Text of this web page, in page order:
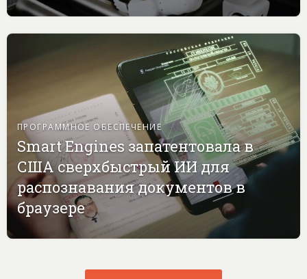
ПРОГРАММНОЕ ОБЕСПЕЧЕНИЕ
Smart Engines запатентовала в
США сверхбыстрый ИИ для
распознавания документов в
браузере